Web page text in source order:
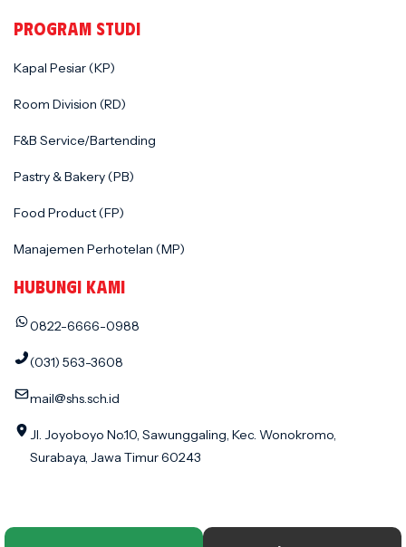
PROGRAM STUDI
Kapal Pesiar (KP)
Room Division (RD)
F&B Service/Bartending
Pastry & Bakery (PB)
Food Product (FP)
Manajemen Perhotelan (MP)
HUBUNGI KAMI
0822-6666-0988
(031) 563-3608
mail@shs.sch.id
Jl. Joyoboyo No.10, Sawunggaling, Kec. Wonokromo,
Surabaya, Jawa Timur 60243